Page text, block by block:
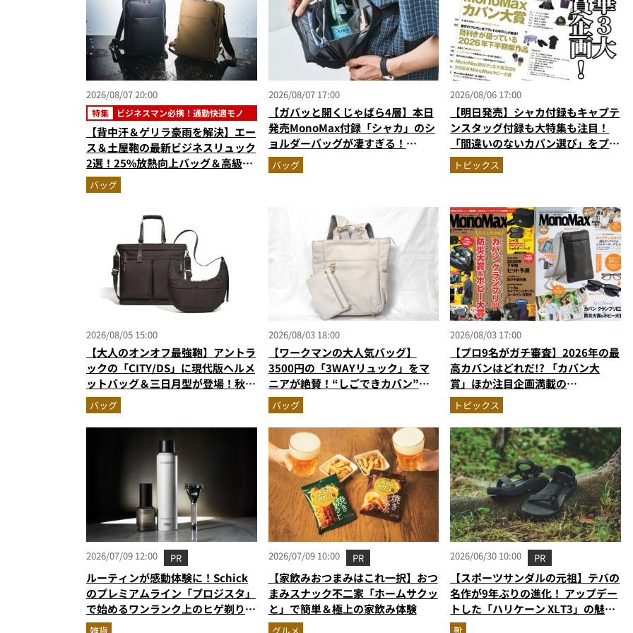
2026/08/07 20:00
特集 ビジネスマン必携！通勤快適モノ
【背中汗＆ゲリラ豪雨を解決】エー
ス＆土屋鞄の最新ビジネスリュック
2選！25%放熱向上バッグ＆高級防
水レザーの全貌
バッグ
2026/08/07 17:00
【ガバッと開くじゃばら4層】本日
発売MonoMax付録「シャカ」のシ
ョルダーバッグが凄すぎる！
500mLペット収納＆背面メッシュ
でベタつかない
バッグ
2026/08/06 17:00
【明日発売】シャカ付録もキャプテ
ンスタッグ付録も大特集も注目！
「間違いのないカバン選び」をプロ
がジャッジ・MonoMax9月号の目
次を公開
トピックス
2026/08/05 15:00
【大人のオンオフ最強鞄】アントラ
ックの「CITY/DS」に現代版ヘルメ
ットバッグ＆三日月型が登場！秋服
に絶対合う新色モールブラウンが傑
作
バッグ
2026/08/03 18:00
【ワークマンの大人気バッグ】
3500円の「3WAYリュック」をマ
ニアが絶賛！“しごできカバン”が
撥水防汚で評判以上に優秀だった
バッグ
2026/08/03 17:00
【プロ9名がガチ審査】2026年の最
高カバンはどれだ!? 「カバン大
賞」ほか注目企画満載の
MonoMax9月号＆増刊の表紙を速
報
トピックス
2026/07/09 12:00 PR
ルーティンが感動体験に！Schick
のプレミアムライン「プロジスタ」
で始めるワンランク上のヒゲ剃り習
慣
雑貨
2026/07/09 10:00 PR
【家飲みおつまみはこれ一択】おつ
まみスナック不二家「ホームサクッ
と」で簡単＆極上の家飲み体験
グルメ
2026/06/30 10:00 PR
【スポーツサンダルの元祖】テバの
名作が9年ぶりの進化！ アップデー
トした「ハリケーン XLT3」の魅力
を識者があらゆる角度から徹底解
靴